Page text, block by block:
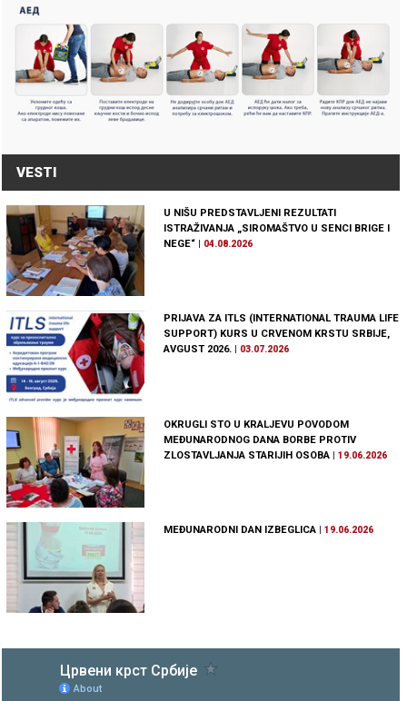
VESTI
U NIŠU PREDSTAVLJENI REZULTATI
ISTRAŽIVANJA „SIROMAŠTVO U SENCI BRIGE I
NEGE“ | 04.08.2026
PRIJAVA ZA ITLS (INTERNATIONAL TRAUMA LIFE
SUPPORT) KURS U CRVENOM KRSTU SRBIJE,
AVGUST 2026.
03.07.2026
OKRUGLI STO U KRALJEVU POVODOM
MEĐUNARODNOG DANA BORBE PROTIV
ZLOSTAVLJANJA STARIJIH OSOBA |19.06.2026
MEĐUNARODNI DAN IZBEGLICA |19.06.2026